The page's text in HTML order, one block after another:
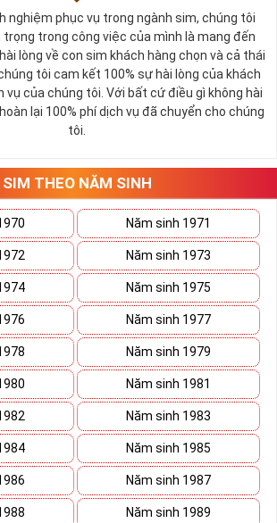
Ý nghĩa sim tứ quý 2
thủy
sự cân bằng, hài hòa của âm dương và đất
giúp cho mọi việc đều thuận lợi và mang lại
cuộc sống và kinh doanh.
lòng tốt, sự ổn định và tính hai mặt của
cho họ có được sự lựa chọn, để đưa ra
đúng đắn nhắt.
một dãy số sim càng giúp cho ý nghĩa
bội. Sở hữu sim Tứ Quý 2 giúp khích lệ tinh
không sợ bất cứ điều gì mà hãy cứ làm thì
mắn ắt sẽ đến.
Tứ Quý 2 mang lại là gì?
nghiệm phục vụ trong ngành sim, chúng tôi
trọng trong công việc của mình là mang đến
lòng về con sim khách hàng chọn và cả thái
tôi cam kết 100% sự hài lòng của khách
vụ của chúng tôi. Với bất cứ điều gì không hài
lại 100% phí dịch vụ đã chuyển cho chúng
tôi.
SIM THEO NĂM SINH
Năm sinh 1971
Năm sinh 1973
Năm sinh 1975
Năm sinh 1977
Năm sinh 1979
Năm sinh 1981
Năm sinh 1983
Năm sinh 1985
Năm sinh 1987
Năm sinh 1989